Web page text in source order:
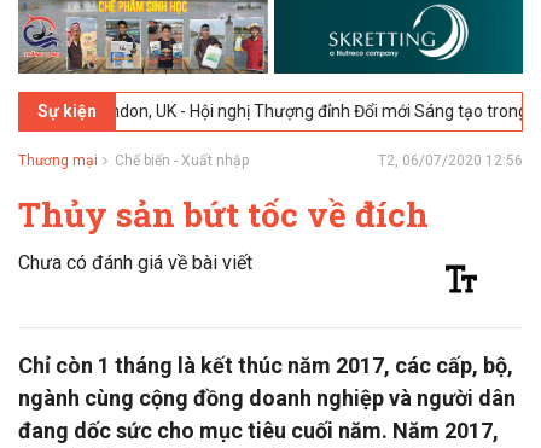
Sự kiện
London, UK - Hội nghị Thượng đỉnh Đổi mới Sáng tạo trong Ngành
Thương mại Chế biến - Xuất nhập T2, 06/07/2020 12:56
Thủy sản bứt tốc về đích
Chưa có đánh giá về bài viết
Chỉ còn 1 tháng là kết thúc năm 2017, các cấp, bộ,
ngành cùng cộng đồng doanh nghiệp và người dân
đang dốc sức cho mục tiêu cuối năm. Năm 2017,